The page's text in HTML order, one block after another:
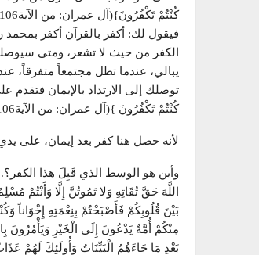
فيقول لك: أكفر بالقرآن أكفر
الكفر من حيث لا تشعر، ومتى
يبالي، عندما تظل مجتمعاً متفرقاً،
توصلك إلى الارتداد بالإيمان فتقدم
كُنْتُمْ تَكْفُرُونَ }(آل عمران: من الآية106) ؛
لأنه حصل هنا كفر بعد إيمان، على
وأين هو الوسط الذي قَبِلَ هذا
اللَّهَ حَقَّ تُقَاتِهِ وَلا تَمُوتُنَّ إِلَّا وَأَنْتُمْ
بَيْنَ قُلُوبِكُمْ فَأَصْبَحْتُمْ بِنِعْمَتِهِ إِخْوَاناً
مِنْكُمْ أُمَّةٌ يَدْعُونَ إِلَى الْخَيْرِ وَيَأْمُرُونَ
بَعْدِ مَا جَاءَهُمُ الْبَيِّنَاتُ وَأُولَئِكَ لَهُمْ عَذَابٌ